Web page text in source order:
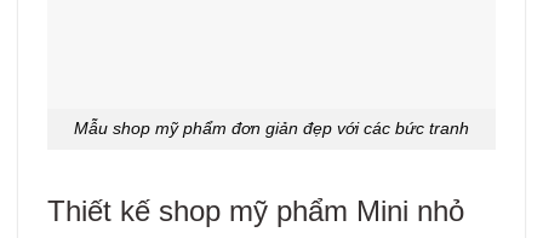
Mẫu shop mỹ phẩm đơn giản đẹp với các bức tranh
Thiết kế shop mỹ phẩm Mini nhỏ